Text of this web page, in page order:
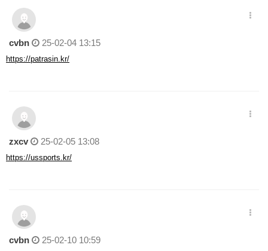
cvbn 25-02-04 13:15
https://patrasin.kr/
zxcv 25-02-05 13:08
https://ussports.kr/
cvbn 25-02-10 10:59